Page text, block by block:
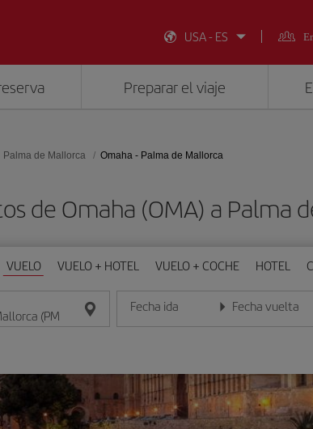
USA - ES
Preparar el viaje
Palma de Mallorca Omaha - Palma de Mallorca
de Omaha (OMA) a Palma
VUELO VUELO + HOTEL VUELO + COCHE HOTEL
Fecha ida
Introduce la fecha en formato día/mes/año
Fecha vuelta
Introduce la fecha